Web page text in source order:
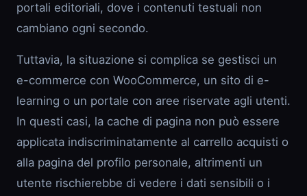
portali editoriali, dove i contenuti testuali non
cambiano ogni secondo.
Tuttavia, la situazione si complica se gestisci un
e-commerce con WooCommerce, un sito di e-
learning o un portale con aree riservate agli utenti.
In questi casi, la cache di pagina non può essere
applicata indiscriminatamente al carrello acquisti o
alla pagina del profilo personale, altrimenti un
utente rischierebbe di vedere i dati sensibili o i